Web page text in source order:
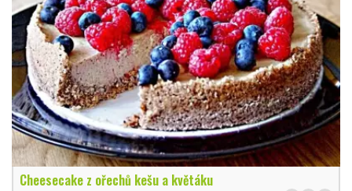
Cheesecake z ořechů kešu a květáku